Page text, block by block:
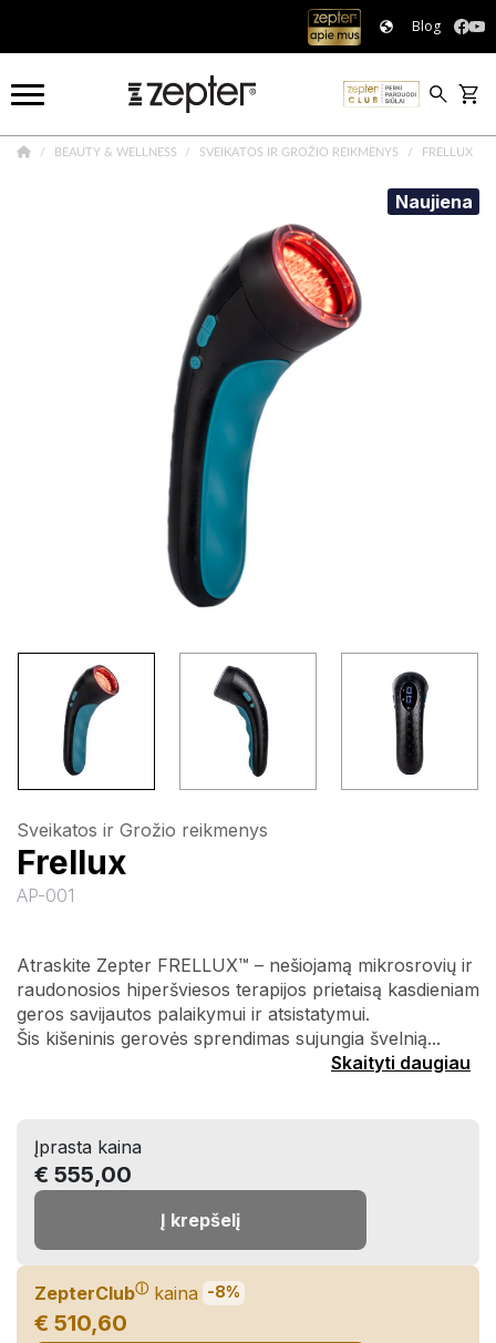
Blog
BEAUTY & WELLNESS SVEIKATOS IR GROŽIO REIKMENYS FRELLUX
Naujiena
Sveikatos ir Grožio reikmenys
Frellux
AP-001
Atraskite Zepter FRELLUX™ – nešiojamą mikrosrovių ir
raudonosios hiperšviesos terapijos prietaisą kasdieniam
geros savijautos palaikymui ir atsistatymui.
Šis kišeninis gerovės sprendimas sujungia švelnią...
Skaityti daugiau
Įprasta kaina
€ 555,00
Į krepšelį
ZepterClubⓘ kaina -8%
€ 510,60